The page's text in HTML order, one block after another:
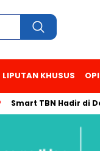
LIPUTAN KHUSUS
TBN Hadir di Desa